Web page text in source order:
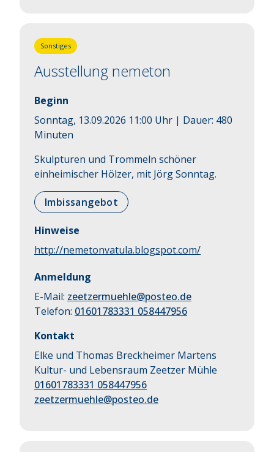
Sonstiges
Ausstellung nemeton
Beginn
Sonntag, 13.09.2026 11:00 Uhr | Dauer: 480
Minuten
Skulpturen und Trommeln schöner
einheimischer Hölzer, mit Jörg Sonntag.
Imbissangebot
Hinweise
http://nemetonvatula.blogspot.com/
Anmeldung
E-Mail: zeetzermuehle@posteo.de
Telefon: 01601783331 058447956
Kontakt
Elke und Thomas Breckheimer Martens
Kultur- und Lebensraum Zeetzer Mühle
01601783331 058447956
zeetzermuehle@posteo.de